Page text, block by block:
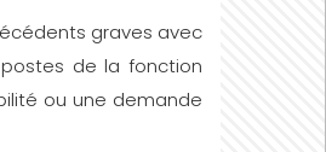
graves avec
de la fonction
ou une demande